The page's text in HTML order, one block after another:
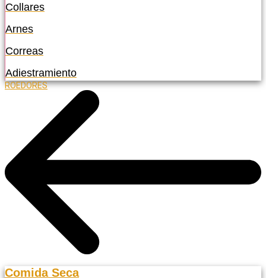
Collares
Arnes
Correas
Adiestramiento
ROEDORES
Comida Seca